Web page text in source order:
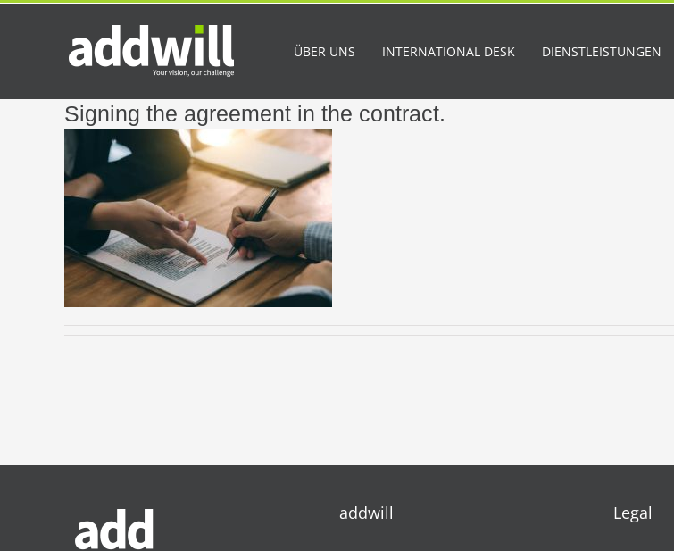
Skip
ÜBER UNS INTERNATIONAL DESK DIENSTLEISTUNGEN
Signing the agreement in the contract.
addwill Legal